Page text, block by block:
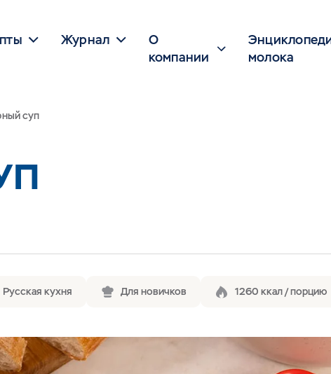
Журнал
О
компании
молока
суп
Русская кухня Для новичков 1260 ккал / порцию